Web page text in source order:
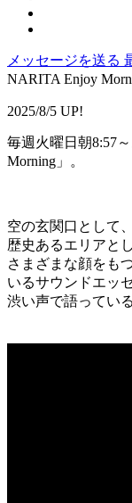
メッセージを送る
NARITA Enjoy
2025/8/5 UP!
毎週火曜日朝8:57
Morning」。
空の玄関口として
歴史あるエリアと
さまざまな顔をも
いるサウンドエッセ
渋い声で語ってい